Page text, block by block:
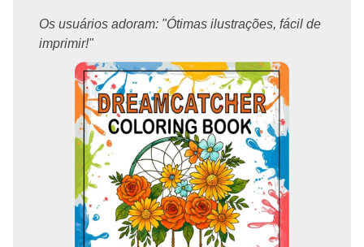
Os usuários adoram: "Ótimas ilustrações, fácil de
imprimir!"